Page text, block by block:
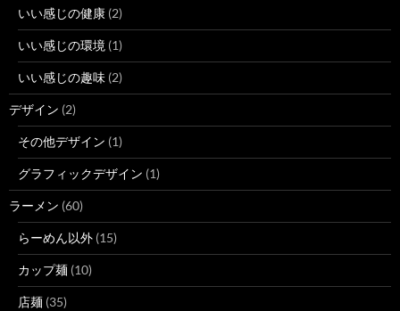
いい感じの健康 (2)
いい感じの環境 (1)
いい感じの趣味 (2)
デザイン (2)
その他デザイン (1)
グラフィックデザイン (1)
ラーメン (60)
らーめん以外 (15)
カップ麺 (10)
店麺 (35)